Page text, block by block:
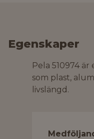
Egenskaper
Pela 510974
som plast,
livslängd.